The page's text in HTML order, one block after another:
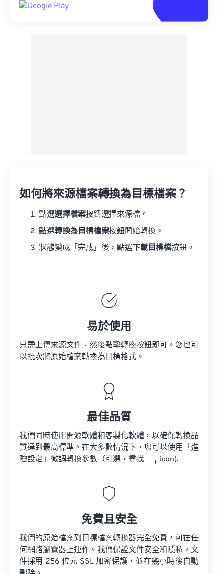
如何將來源檔案轉換為目標檔案？
點選選擇檔案按鈕選擇來源檔。
點選轉換為目標檔案按鈕開始轉換。
狀態變成「完成」後，點選 下載目標檔按鈕。
易於使用
只需上傳來源文件，然後點擊轉換按鈕即可。您也可
以批次將原始檔案轉換為目標格式。
最佳品質
我們同時使用開源軟體和客製化軟體，以確保轉換品
質達到最高標準。在大多數情況下，您可以使用「進
階設定」微調轉換參數（可選，尋找
icon).
免費且安全
我們的原始檔案到目標檔案轉換器完全免費，可在任
何網路瀏覽器上運作。我們保證文件安全和隱私。文
件採用 256 位元 SSL 加密保護，並在幾小時後自動